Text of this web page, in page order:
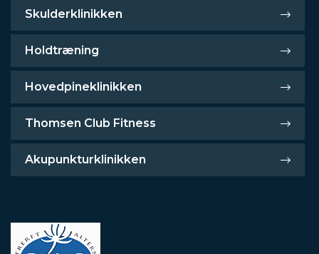
Skulderklinikken
Holdtræning
Hovedpineklinikken
Thomsen Club Fitness
Akupunkturklinikken